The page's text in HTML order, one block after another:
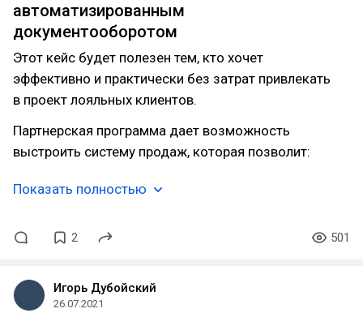
автоматизированным
документооборотом
Этот кейс будет полезен тем, кто хочет
эффективно и практически без затрат привлекать
в проект лояльных клиентов.
Партнерская программа дает возможность
выстроить систему продаж, которая позволит:
Показать полностью
2 501
Игорь Дубойский
26.07.2021